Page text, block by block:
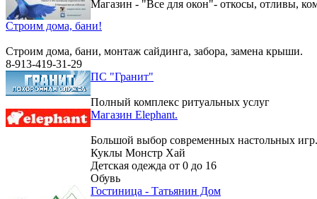
Магазин - "Все для окон"- откосы, отливы,
Строим дома, бани!
Строим дома, бани, монтаж сайдинга, забора, замена крыши.
8-913-419-31-29
ПС "Гранит"
Полный комплекс ритуальных услуг
Магазин Elephant.
Большой выбор современных настольных игр.
Куклы Монстр Хай
Детская одежда от 0 до 16
Обувь
Гостиница - Татьянин Дом